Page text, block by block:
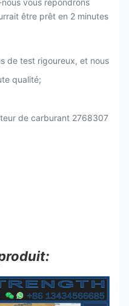
vous répondrons
être prêt en 2 minutes
de test rigoureux, et nous
qualité;